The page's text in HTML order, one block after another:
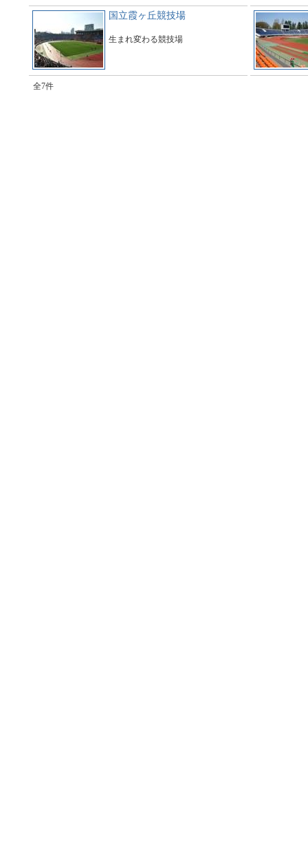
国立霞ヶ丘競技場
生まれ変わる競技場
全7件